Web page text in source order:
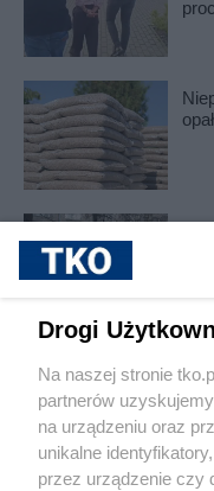
POLITYKA
Drogi
Na naszej stronie
partnerów
na urządzeniu oraz
unikalne
przez urządzenie czy